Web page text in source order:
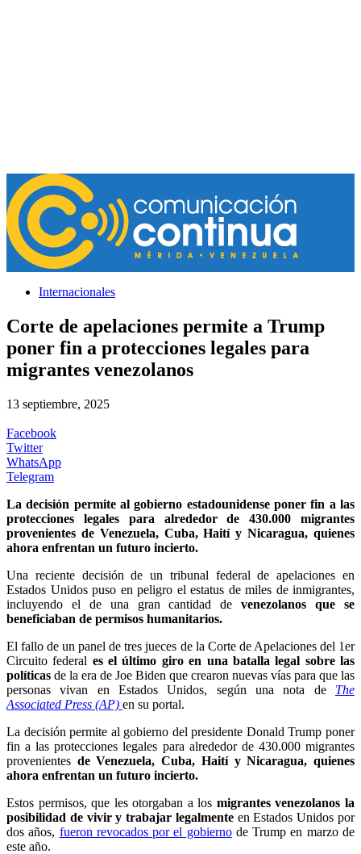
Internacionales
Corte de apelaciones permite a Trump
poner fin a protecciones legales para
migrantes venezolanos
13 septiembre, 2025
Facebook
Twitter
WhatsApp
Telegram
La decisión permite al gobierno estadounidense poner fin a las
protecciones legales para alrededor de 430.000 migrantes
provenientes de Venezuela, Cuba, Haití y Nicaragua, quienes
ahora enfrentan un futuro incierto.
Una reciente decisión de un tribunal federal de apelaciones en
Estados Unidos puso en peligro el estatus de miles de inmigrantes,
incluyendo el de una gran cantidad devenezolanos que se
beneficiaban de permisos humanitarios.
El fallo de un panel de tres jueces de la Corte de Apelaciones del 1er
Circuito federal es el último giro en una batalla legal sobre las
políticas de la era de Joe Biden que crearon nuevas vías para que las
personas vivan en Estados Unidos, según una nota de The
Associated Press (AP) en su portal.
La decisión permite al gobierno del presidente Donald Trump poner
fin a las protecciones legales para alrededor de 430.000 migrantes
provenientes de Venezuela, Cuba, Haití y Nicaragua, quienes
ahora enfrentan un futuro incierto.
Estos permisos, que les otorgaban a los migrantes venezolanos la
posibilidad de vivir y trabajar legalmente en Estados Unidos por
dos años, fueron revocados por el gobiernode Trump en marzo de
este año.